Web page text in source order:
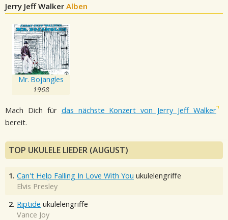
Jerry Jeff Walker Alben
Mr. Bojangles
1968
Mach Dich für das nächste Konzert von Jerry Jeff Walker
bereit.
TOP UKULELE LIEDER (AUGUST)
1. Can't Help Falling In Love With You ukulelengriffe
Elvis Presley
2. Riptide ukulelengriffe
Vance Joy